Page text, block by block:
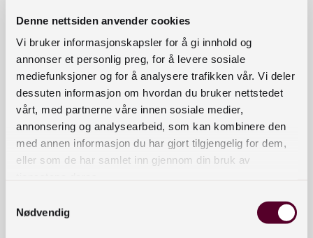
Denne nettsiden anvender cookies
Vi bruker informasjonskapsler for å gi innhold og
annonser et personlig preg, for å levere sosiale
mediefunksjoner og for å analysere trafikken vår. Vi deler
dessuten informasjon om hvordan du bruker nettstedet
vårt, med partnerne våre innen sosiale medier,
annonsering og analysearbeid, som kan kombinere den
med annen informasjon du har gjort tilgjengelig for dem,
eller som de har samlet inn gjennom din bruk av
Nødvendig
Nasjonalbiblioteket samler ikke inn
skolebibliotekstatistikk for 2021
bibliotekutvikling@nb.no